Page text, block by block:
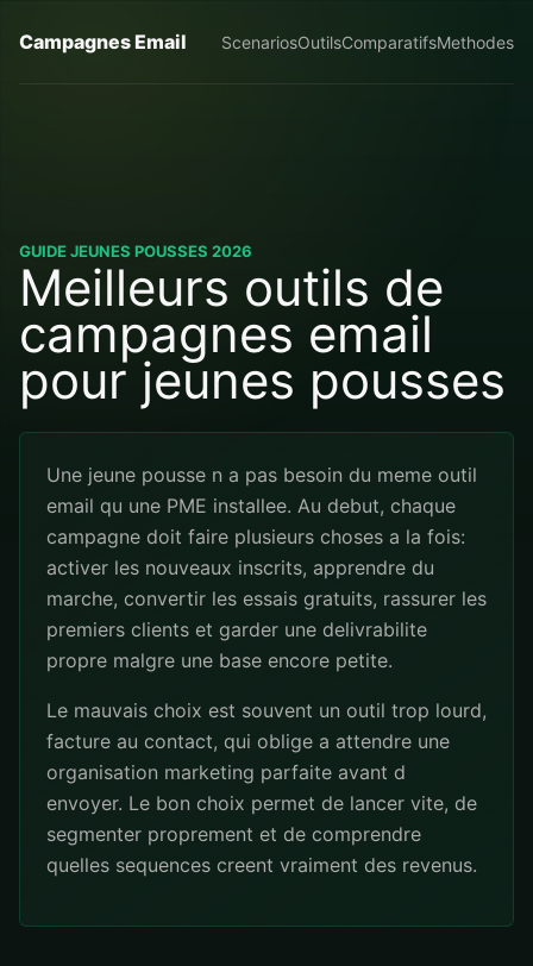
Campagnes Email ScenariosOutilsComparatifsMethodes
GUIDE JEUNES POUSSES 2026
Meilleurs outils de
campagnes email
pour jeunes pousses
Une jeune pousse n a pas besoin du meme outil
email qu une PME installee. Au debut, chaque
campagne doit faire plusieurs choses a la fois:
activer les nouveaux inscrits, apprendre du
marche, convertir les essais gratuits, rassurer les
premiers clients et garder une delivrabilite
propre malgre une base encore petite.
Le mauvais choix est souvent un outil trop lourd,
facture au contact, qui oblige a attendre une
organisation marketing parfaite avant d
envoyer. Le bon choix permet de lancer vite, de
segmenter proprement et de comprendre
quelles sequences creent vraiment des revenus.